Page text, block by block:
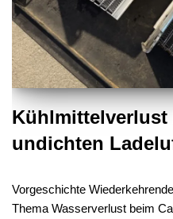
Kühlmittelverlust
undichten
Vorgeschichte
Thema Wasserverlust beim